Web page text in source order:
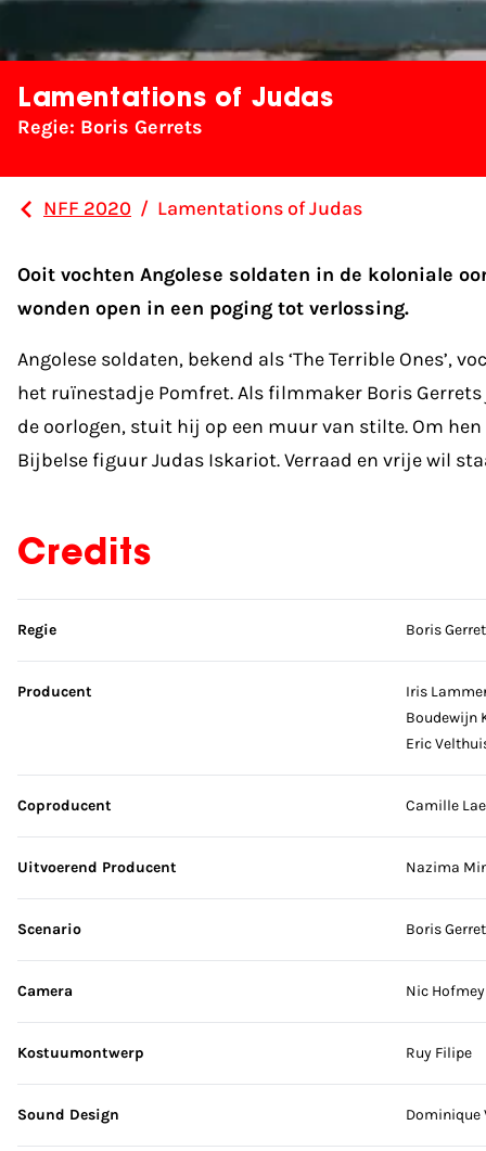
Lamentations of Judas
Regie: Boris Gerrets
NFF 2020 / Lamentations of Judas
Ooit vochten Angolese soldaten in de koloniale
wonden open in een poging tot verlossing.
Angolese soldaten, bekend als ‘The Terrible Ones’,
het ruïnestadje Pomfret. Als filmmaker Boris
de oorlogen, stuit hij op een muur van stilte. Om
Bijbelse figuur Judas Iskariot. Verraad en vrije wil
Credits
Sla credits over
Regie Boris
Producent
Iris
Boudewijn
Eric
Coproducent Camille
Uitvoerend Producent Nazima
Scenario Boris
Camera Nic
Kostuumontwerp Ruy Filipe
Sound Design Dominique